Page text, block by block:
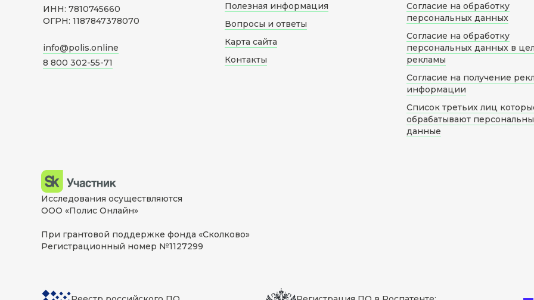
ИНН: 7810745660
ОГРН: 1187847378070
info@polis.online
8 800 302-55-71
Полезная информация
Вопросы и ответы
Карта сайта
Контакты
Согласие на обработку
персональных данных
Согласие на обработку
персональных данных в
рекламы
Согласие на получение
информации
Список третьих лиц
обрабатывают
данные
Исследования осуществляются
ООО «Полис Онлайн»
При грантовой поддержке фонда «Сколково»
Регистрационный номер №1127299